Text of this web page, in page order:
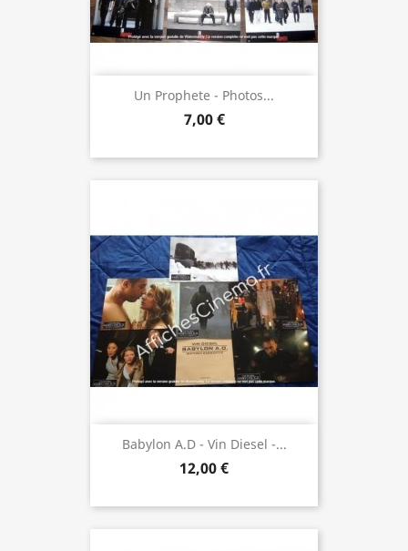
Un Prophete - Photos...
7,00 €
Babylon A.D - Vin Diesel -...
12,00 €